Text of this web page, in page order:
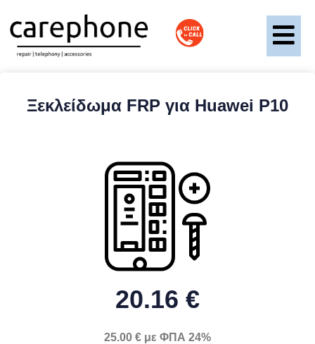
Ξεκλείδωμα FRP για Huawei P10
20.16 €
25.00 € με ΦΠΑ 24%